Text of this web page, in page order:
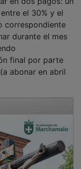
el 30% y el
durante el mes
final por parte
abonar en abril